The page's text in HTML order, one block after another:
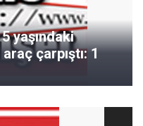
yaşındaki
çarpıştı: 1